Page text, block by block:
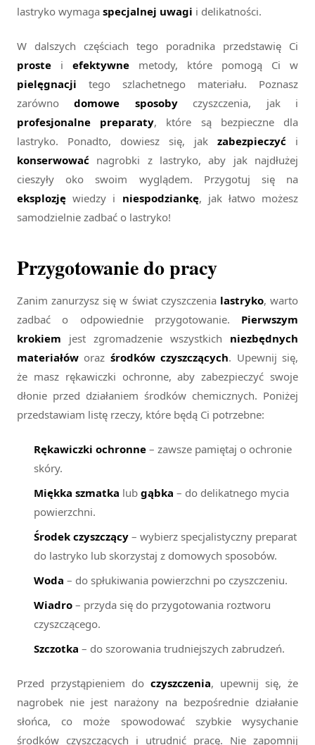
lastryko wymaga specjalnej uwagi i delikatności.
W dalszych częściach tego poradnika przedstawię Ci
proste i efektywne metody, które pomogą Ci w
pielęgnacji tego szlachetnego materiału. Poznasz
zarównodomowe sposobyczyszczenia, jak i
profesjonalne preparaty, które są bezpieczne dla
lastryko. Ponadto, dowiesz się, jak zabezpieczyć i
konserwować nagrobki z lastryko, aby jak najdłużej
cieszyły oko swoim wyglądem. Przygotuj się na
eksplozję wiedzy i niespodziankę, jak łatwo możesz
samodzielnie zadbać o lastryko!
Przygotowanie do pracy
Zanim zanurzysz się w świat czyszczenia lastryko, warto
zadbać o odpowiednie przygotowanie. Pierwszym
krokiem jest zgromadzenie wszystkich niezbędnych
materiałów oraz środków czyszczących. Upewnij się,
że masz rękawiczki ochronne, aby zabezpieczyć swoje
dłonie przed działaniem środków chemicznych. Poniżej
przedstawiam listę rzeczy, które będą Ci potrzebne:
Rękawiczki ochronne – zawsze pamiętaj o ochronie
skóry.
Miękka szmatka lub gąbka – do delikatnego mycia
powierzchni.
Środek czyszczący – wybierz specjalistyczny preparat
do lastryko lub skorzystaj z domowych sposobów.
Woda – do spłukiwania powierzchni po czyszczeniu.
Wiadro – przyda się do przygotowania roztworu
czyszczącego.
Szczotka – do szorowania trudniejszych zabrudzeń.
Przed przystąpieniem do czyszczenia, upewnij się, że
nagrobek nie jest narażony na bezpośrednie działanie
słońca, co może spowodować szybkie wysychanie
środków czyszczących i utrudnić pracę. Nie zapomnij